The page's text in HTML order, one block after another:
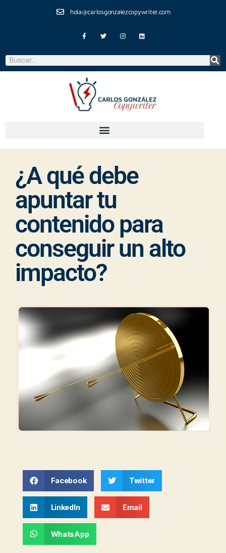
hola@carlosgonzalezcopywriter.com
¿A qué debe
apuntar tu
contenido para
conseguir un alto
impacto?
Facebook Twitter
LinkedIn Email
WhatsApp